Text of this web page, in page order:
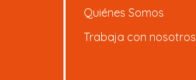
Quiénes Somos
Trabaja con nosotros